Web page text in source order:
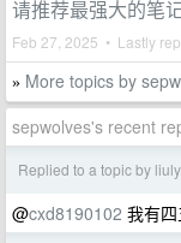
请推荐最强大的笔
Feb 27, 2025 • Lastly
» More topics by
sepwolves's recent
Replied to a topic by
@cxd8190102 我有